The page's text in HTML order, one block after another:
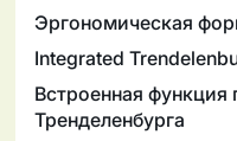
Эргономическая
Integrated
Встроенная
Тренделенбурга